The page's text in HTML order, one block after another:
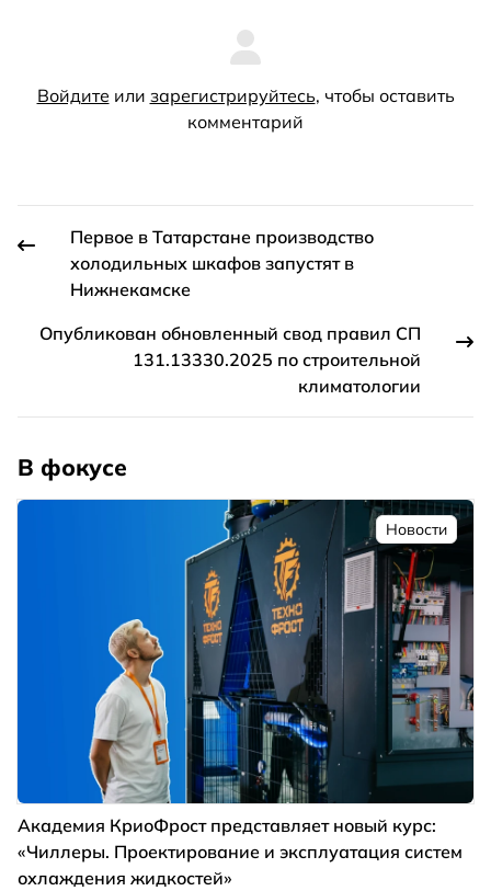
Войдите или зарегистрируйтесь, чтобы оставить
комментарий
Первое в Татарстане производство
холодильных шкафов запустят в
Нижнекамске
Опубликован обновленный свод правил СП
131.13330.2025 по строительной
климатологии
В фокусе
Новости
Академия КриоФрост представляет новый курс:
«Чиллеры. Проектирование и эксплуатация систем
охлаждения жидкостей»